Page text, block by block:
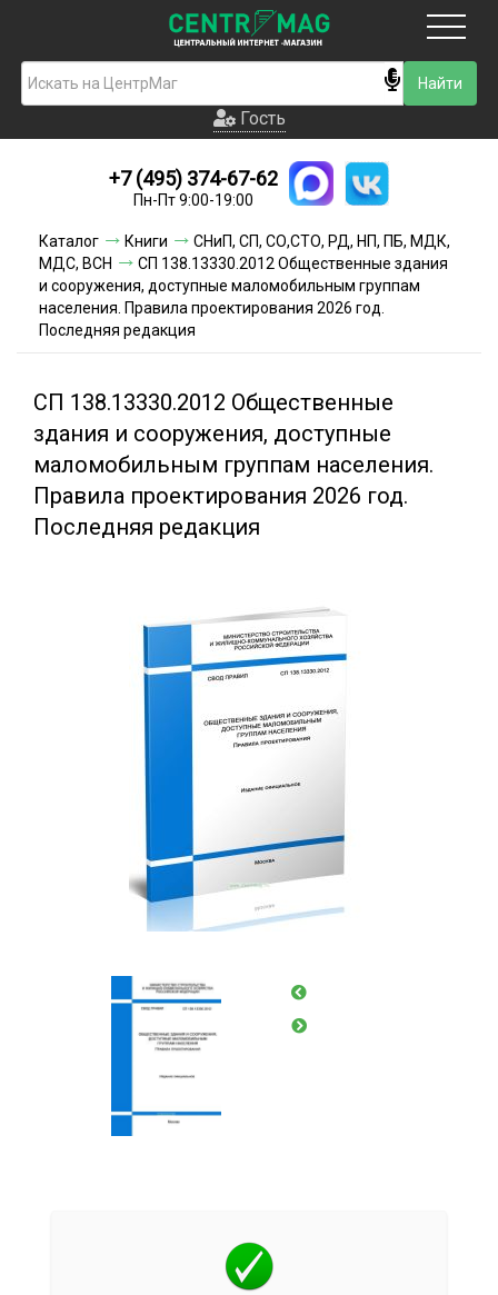
Гость
Новинки
Условия доставки
Условия оплаты
Гость
+7 (495) 374-67-62
Пн-Пт 9:00-19:00
Каталог Книги
СНиП, СП, СО,СТО, РД, НП, ПБ, МДК,
МДС, ВСН
СП 138.13330.2012 Общественные здания
и сооружения, доступные маломобильным группам
населения. Правила проектирования 2026 год.
Последняя редакция
СП 138.13330.2012 Общественные
здания и сооружения, доступные
маломобильным группам населения.
Правила проектирования 2026 год.
Последняя редакция